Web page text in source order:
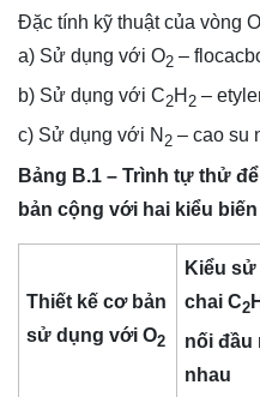
Đặc tính kỹ thuật của vòng
a) Sử dụng với O2 –
b) Sử dụng với C2H 2 –
c) Sử dụng với N 2 – cao su
Bảng B.1 – Trình tự thử
bản cộng với hai kiểu
Thiết kế cơ bản
sử dụng với O2
Kiểu
chai C2
nối đầu
nhau